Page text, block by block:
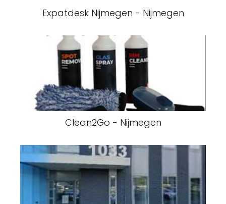
Expatdesk Nijmegen - Nijmegen
Clean2Go - Nijmegen